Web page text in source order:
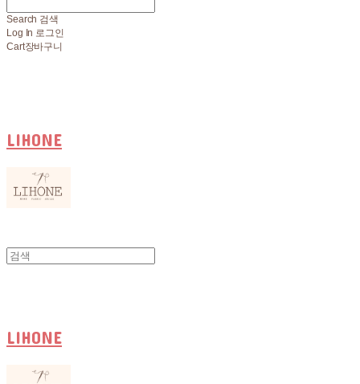
Search 검색
Log In 로그인
Cart장바구니
LIHONE
LIHONE